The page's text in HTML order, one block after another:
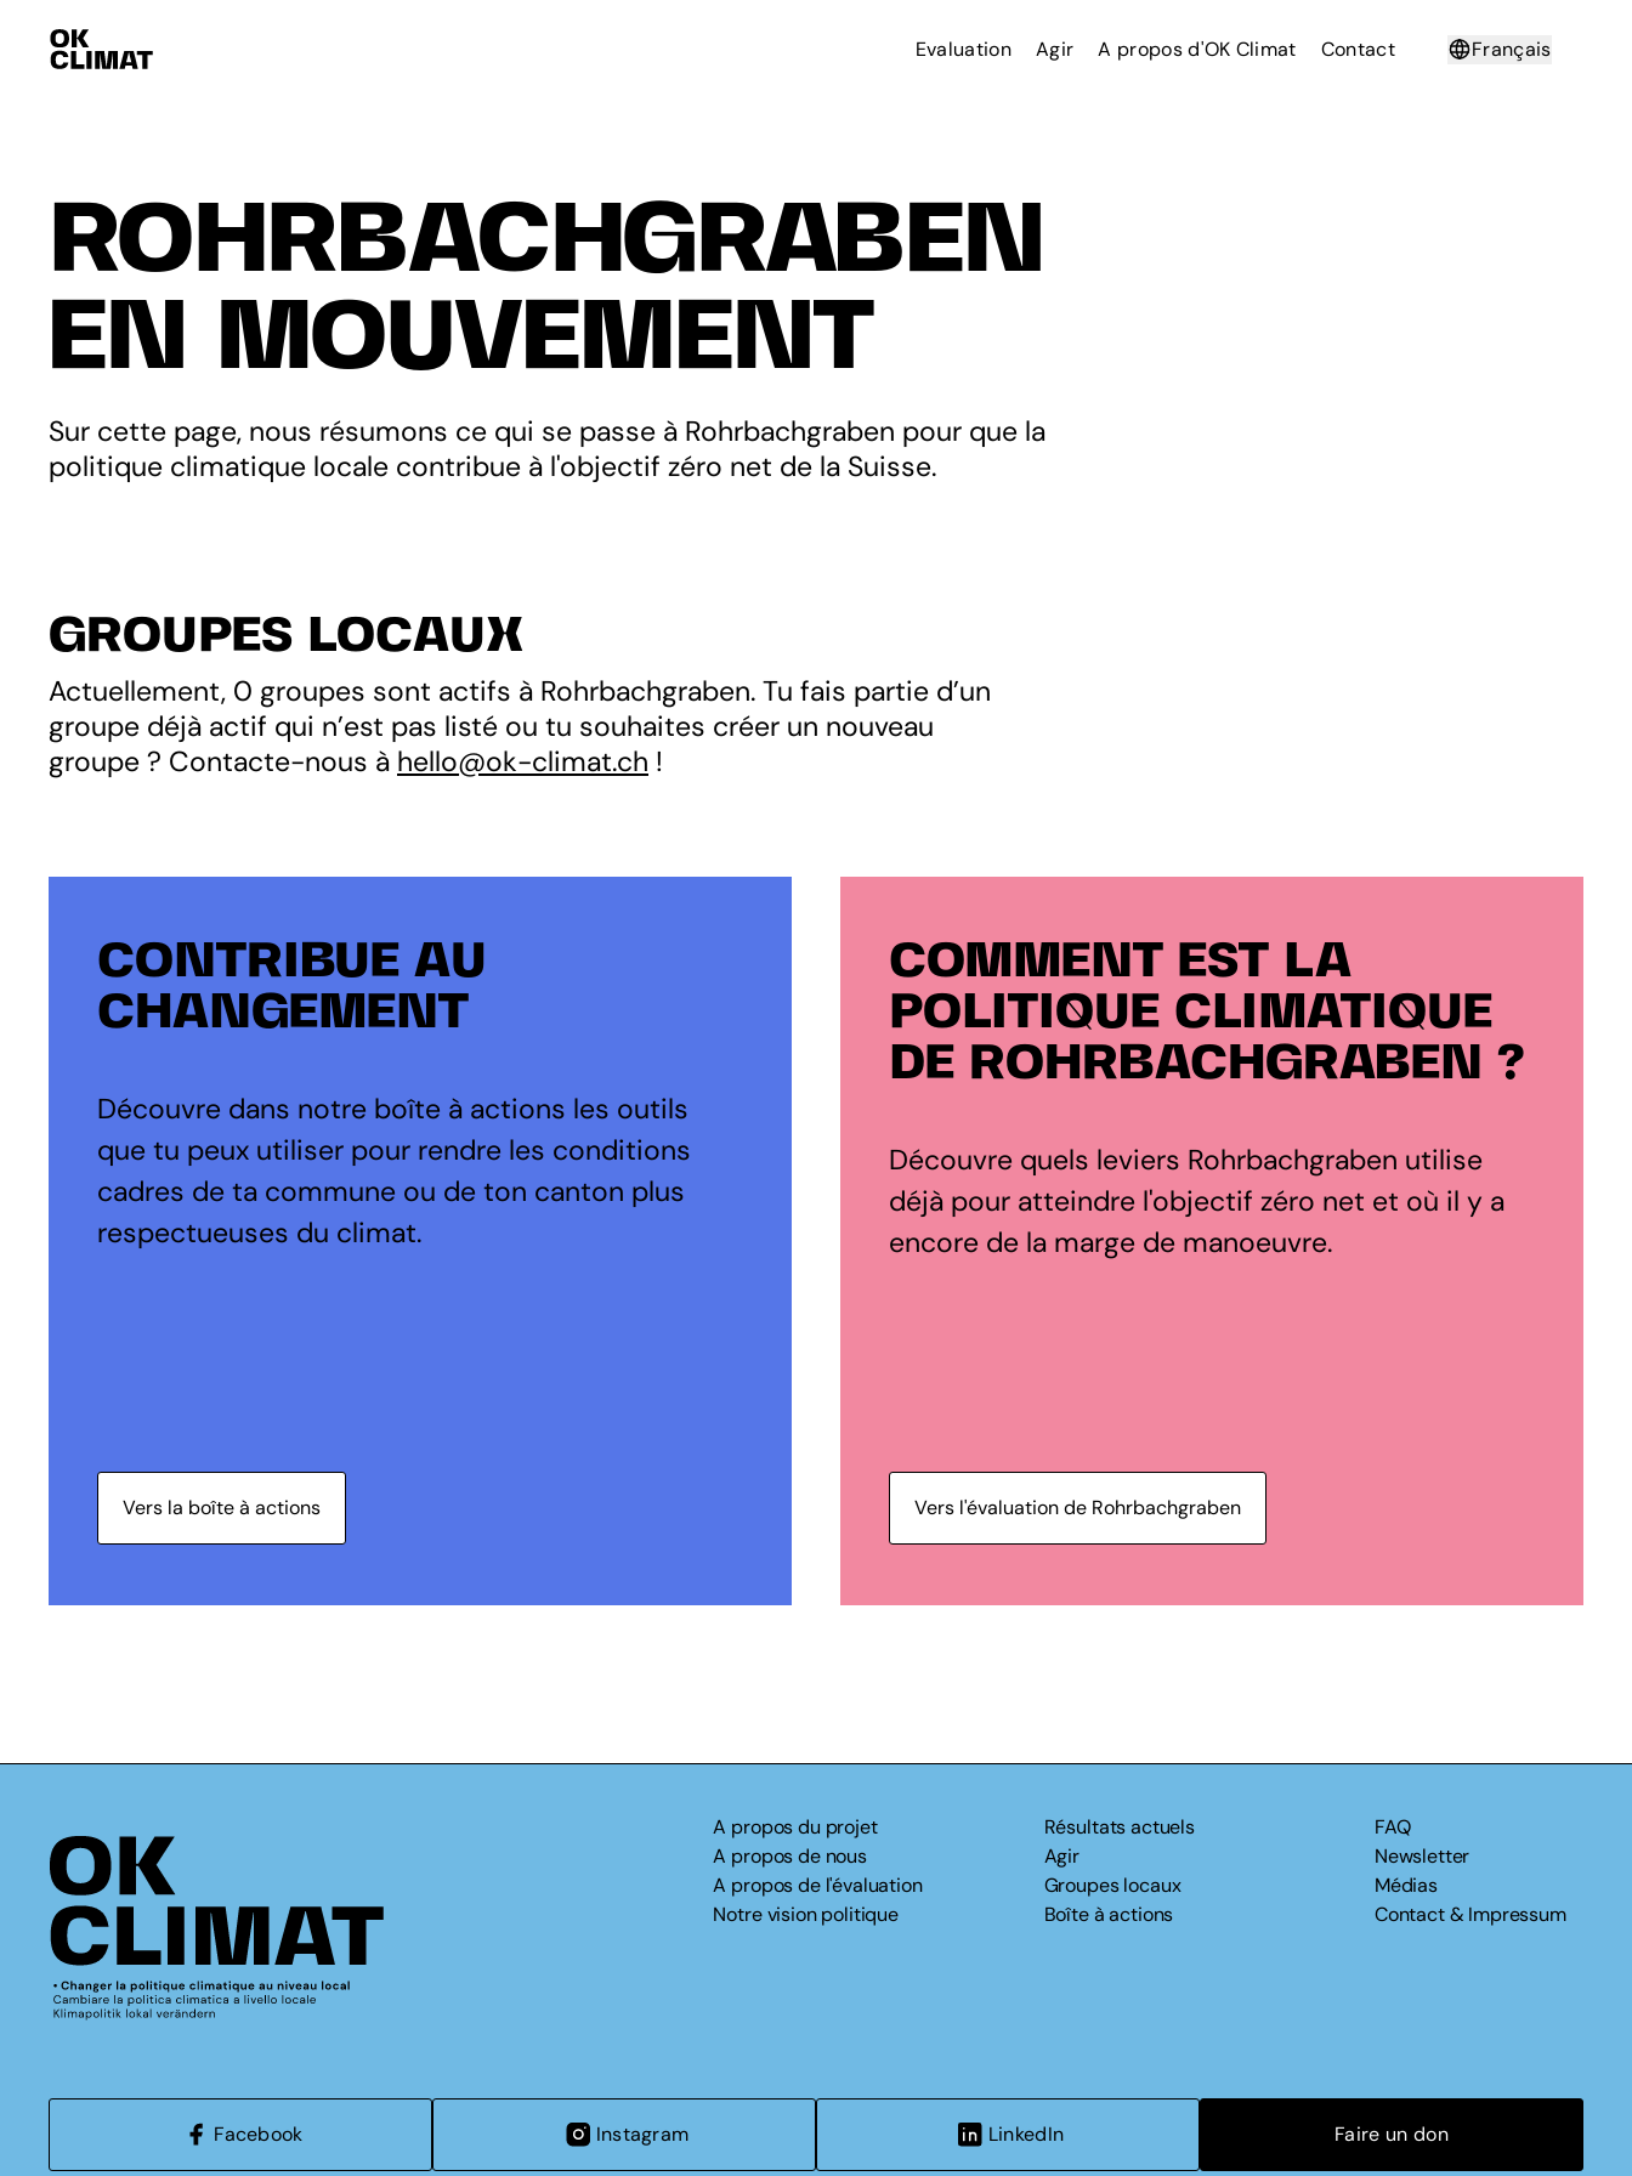
Evaluation Agir A propos d'OK Climat Contact
Français
ROHRBACHGRABEN
EN MOUVEMENT
Sur cette page, nous résumons ce qui se passe à Rohrbachgraben pour que la
politique climatique locale contribue à l'objectif zéro net de la Suisse.
GROUPES LOCAUX
Actuellement, 0 groupes sont actifs à Rohrbachgraben. Tu fais partie d’un
groupe déjà actif qui n’est pas listé ou tu souhaites créer un nouveau
groupe ? Contacte-nous à hello@ok-climat.ch !
CONTRIBUE AU
CHANGEMENT
Découvre dans notre boîte à actions les outils
que tu peux utiliser pour rendre les conditions
cadres de ta commune ou de ton canton plus
respectueuses du climat.
Vers la boîte à actions
COMMENT EST LA
POLITIQUE CLIMATIQUE
DE ROHRBACHGRABEN ?
Découvre quels leviers Rohrbachgraben utilise
déjà pour atteindre l'objectif zéro net et où il y a
encore de la marge de manoeuvre.
Vers l'évaluation de Rohrbachgraben
A propos du projet
A propos de nous
A propos de l'évaluation
Notre vision politique
Résultats actuels
Agir
Groupes locaux
Boîte à actions
FAQ
Newsletter
Médias
Contact & Impressum
Facebook Instagram LinkedIn Faire un don